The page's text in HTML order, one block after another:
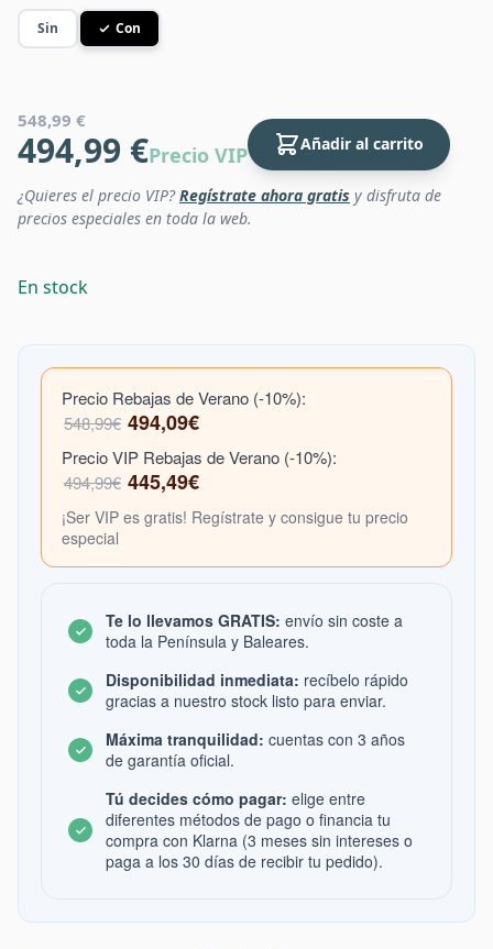
Sin Con
548,99 €
494,99 €Precio VIP Añadir al carrito
¿Quieres el precio VIP?Regístrate ahora gratis y disfruta de
precios especiales en toda la web.
En stock
Precio Rebajas de Verano (-10%):
548,99€ 494,09€
Precio VIP Rebajas de Verano (-10%):
494,99€ 445,49€
¡Ser VIP es gratis! Regístrate y consigue tu precio
especial
Te lo llevamos GRATIS: envío sin coste a
toda la Península y Baleares.
Disponibilidad inmediata: recíbelo rápido
gracias a nuestro stock listo para enviar.
Máxima tranquilidad: cuentas con 3 años
de garantía oficial.
Tú decides cómo pagar: elige entre
diferentes métodos de pago o financia tu
compra con Klarna (3 meses sin intereses o
paga a los 30 días de recibir tu pedido).